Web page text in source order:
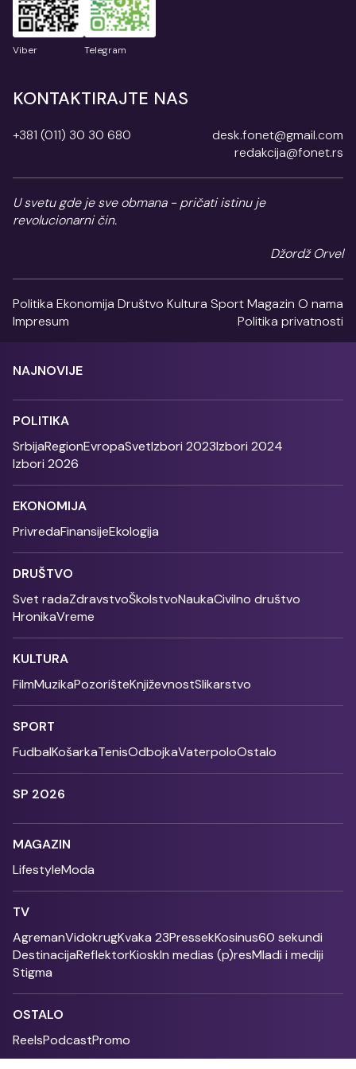
Viber Telegram
KONTAKTIRAJTE NAS
+381 (011) 30 30 680
desk.fonet@gmail.com
redakcija@fonet.rs
U svetu gde je sve obmana - pričati istinu je
revolucionarni čin.
Džordž Orvel
Politika Ekonomija Društvo Kultura SportMagazin O nama
Impresum
Politika privatnosti
NAJNOVIJE
POLITIKA
SrbijaRegionEvropaSvetIzbori 2023Izbori 2024
Izbori 2026
EKONOMIJA
PrivredaFinansijeEkologija
DRUŠTVO
Svet radaZdravstvoŠkolstvoNaukaCivilno društvo
HronikaVreme
KULTURA
FilmMuzikaPozorišteKnjiževnostSlikarstvo
SPORT
FudbalKošarkaTenisOdbojkaVaterpoloOstalo
SP 2026
MAGAZIN
LifestyleModa
TV
AgremanVidokrugKvaka 23PressekKosinus60 sekundi
DestinacijaReflektorKioskIn medias (p)resMladi i mediji
Stigma
OSTALO
ReelsPodcastPromo